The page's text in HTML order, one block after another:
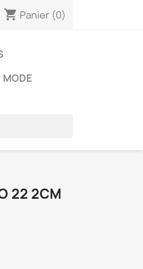
shopping_cart Panier (0)
MODE
22 2CM